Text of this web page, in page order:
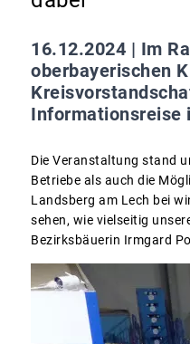
16.12.2024 | Im
oberbayerischen
Informationsreise
Die Veranstaltung stand
Betriebe als auch die
Landsberg am Lech bei
sehen, wie vielseitig
Bezirksbäuerin Irmgard